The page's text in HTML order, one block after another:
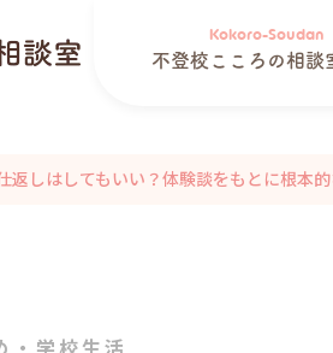
不登校こころの相談
返しはしてもいい？体験談をもとに根本
・学校生活